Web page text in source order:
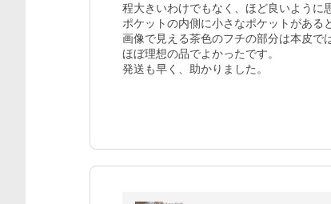
程大きいわけでもなく、ほど良いように
ポケットの内側に小さなポケットがある
画像で見える茶色のフチの部分は本皮で
ほぼ理想の品でよかったです。
発送も早く、助かりました。